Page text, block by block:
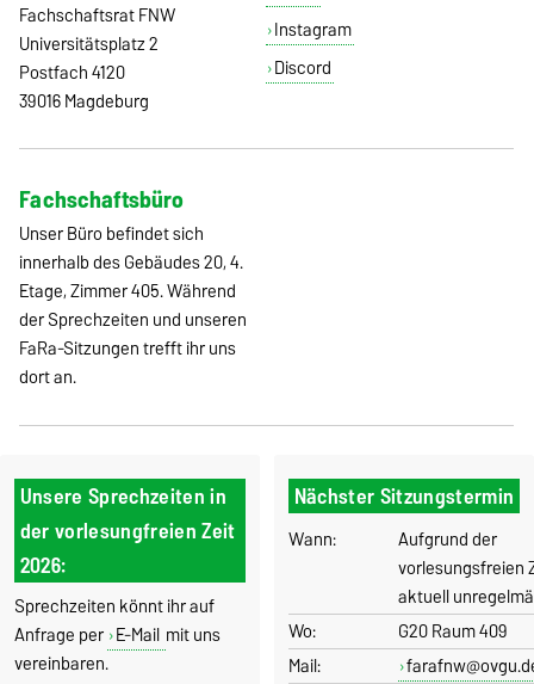
Fachschaftsrat FNW
Universitätsplatz 2
Postfach 4120
39016 Magdeburg
Instagram
Discord
Fachschaftsbüro
Unser Büro befindet sich
innerhalb des Gebäudes 20, 4.
Etage, Zimmer 405. Während
der Sprechzeiten und unseren
FaRa-Sitzungen trefft ihr uns
dort an.
Unsere Sprechzeiten in
der vorlesungfreien Zeit
2026:
Sprechzeiten könnt ihr auf
Anfrage per E-Mail mit uns
vereinbaren.
Nächster Sitzungstermin
Wann:
Aufgrund der
vorlesungsfreien
aktuell
Wo:
G20 Raum 409
Mail: